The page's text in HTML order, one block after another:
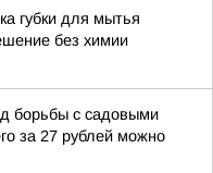
губки для мытья
без химии
борьбы с садовыми
за 27 рублей можно